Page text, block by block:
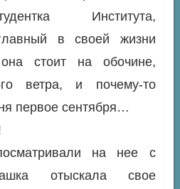
Института,
в своей жизни
стоит на обочине,
ветра, и почему-то
первое сентября…
на нее с
отыскала свое